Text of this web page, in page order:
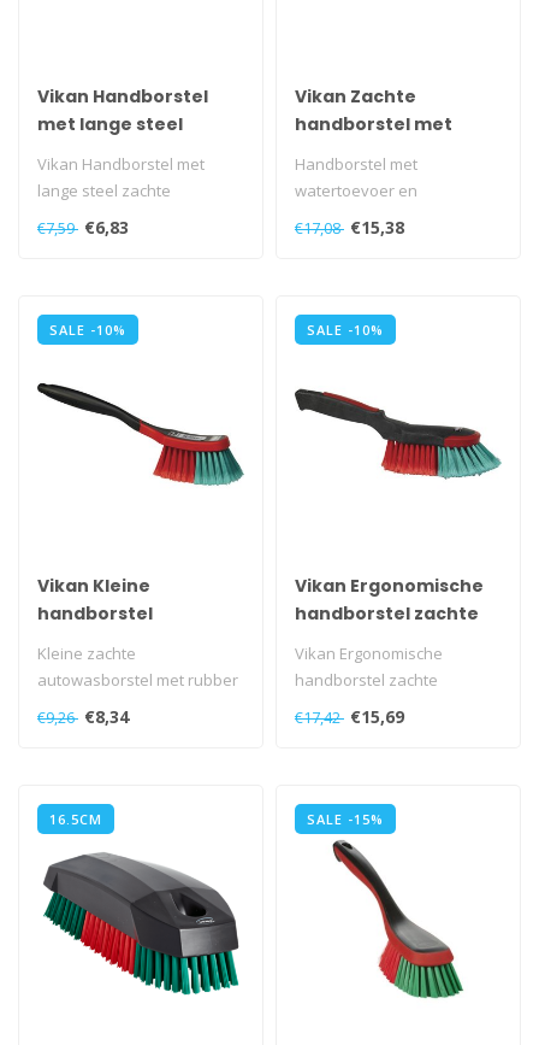
Vikan Handborstel
met lange steel
zachte gespleten
polyester vezels
Vikan Handborstel met
lange steel zachte
gespleten polyester vezels..
€7,59 €6,83
Vikan Zachte
handborstel met
watertoevoer zachte
gespleten polyester
Handborstel met
watertoevoer en
Gardenaaansluiting. Voor
€17,08 €15,38
SALE -10%
Vikan Kleine
handborstel
Kleine zachte
autowasborstel met rubber
stootrand ter vermijding van
lakschade. ..
€9,26 €8,34
SALE -10%
Vikan Ergonomische
handborstel zachte
vezels
Vikan Ergonomische
handborstel zachte
gespleten polyester vezels..
€17,42 €15,69
16.5CM SALE -15%